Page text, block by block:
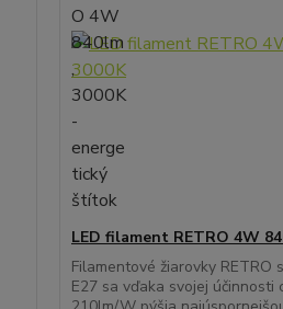
LED filament RETRO 4W
Filamentové žiarovky RETRO
E27 sa vďaka svojej účinnosti